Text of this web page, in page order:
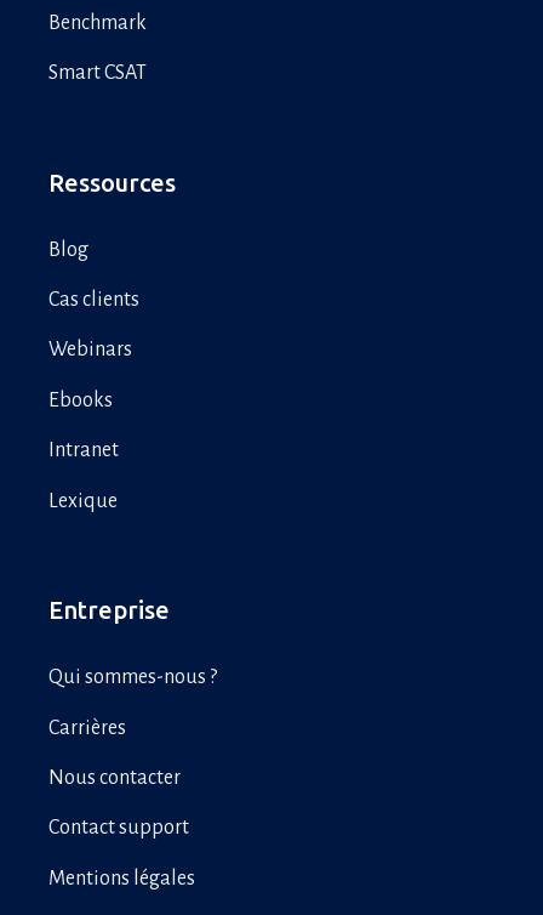
Benchmark
Smart CSAT
Ressources
Blog
Cas clients
Webinars
Ebooks
Intranet
Lexique
Entreprise
Qui sommes-nous ?
Carrières
Nous contacter
Contact support
Mentions légales